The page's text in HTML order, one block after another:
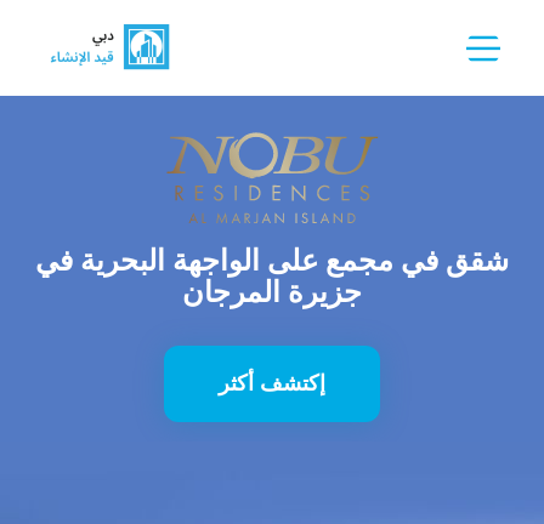
شقق في مجمع على الواجهة البحرية في
جزيرة المرجان
إكتشف أكثر